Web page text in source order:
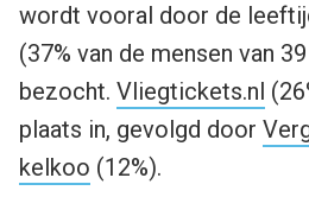
wordt vooral door de
(37% van de mensen van
bezocht. Vliegtickets.nl
plaats in, gevolgd door
kelkoo (12%).